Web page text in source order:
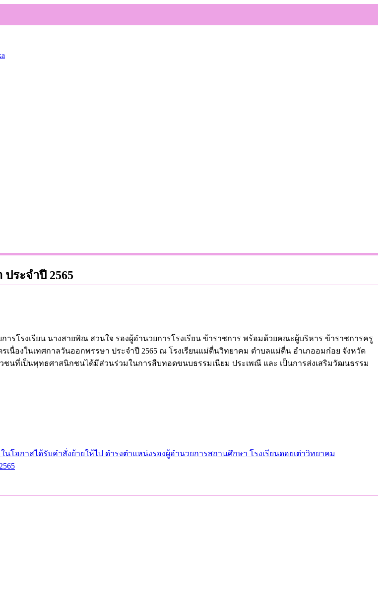
ระจำปี 2565
ารโรงเรียน นางสายพิณ สวนใจ รองผู้อำนวยการโรงเรียน ข้าราชการ พร้อมด้วยคณะผู้บริหาร ข้าราชการครู
องในเทศกาลวันออกพรรษา ประจำปี 2565 ณ โรงเรียนแม่ตื่นวิทยาคม ตำบลแม่ตื่น อำเภออมก๋อย จังหวัด
วชนที่เป็นพุทธศาสนิกชนได้มีส่วนร่วมในการสืบทอดขนบธรรมเนียม ประเพณี และ เป็นการส่งเสริมวัฒนธรรม
อกาสได้รับคำสั่งย้ายให้ไป ดำรงตำแหน่งรองผู้อำนวยการสถานศึกษา โรงเรียนดอยเต่าวิทยาคม